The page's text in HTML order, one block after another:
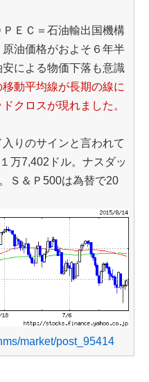
ＥＣ＝石油輸出国機構
油価格がおよそ６年半
による物価下落も意識
動平均線が長期の線に
クロスが現れました。
りのサインと言われて
万7,402ドル。ナスダッ
Ｓ＆Ｐ500は為替で20
market/post_95414